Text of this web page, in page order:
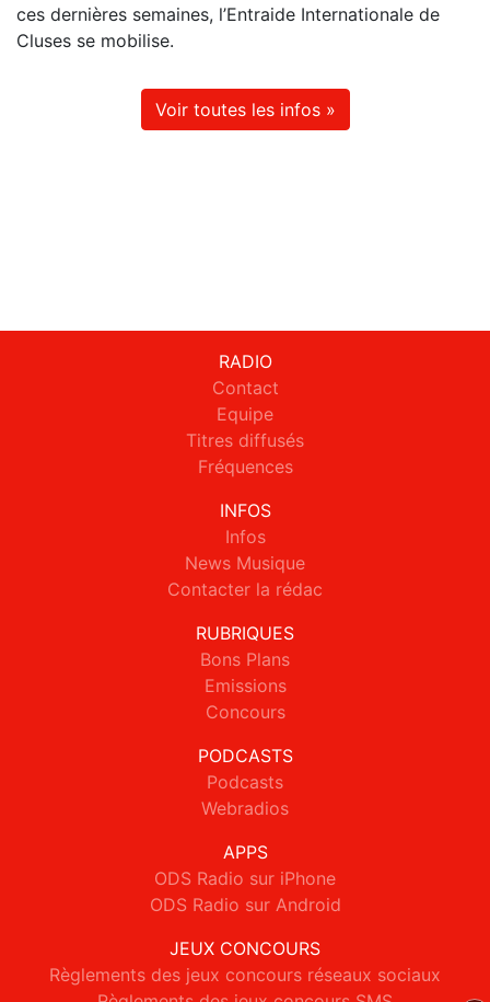
ces dernières semaines, l’Entraide Internationale de
Cluses se mobilise.
Voir toutes les infos »
RADIO
Contact
Equipe
Titres diffusés
Fréquences
INFOS
Infos
News Musique
Contacter la rédac
RUBRIQUES
Bons Plans
Emissions
Concours
PODCASTS
Podcasts
Webradios
APPS
ODS Radio sur iPhone
ODS Radio sur Android
JEUX CONCOURS
Règlements des jeux concours réseaux sociaux